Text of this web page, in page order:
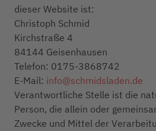
dieser Website ist:
Christoph Schmid
Kirchstraße 4
84144 Geisenhausen
Telefon: 0175-3868742
E-Mail: info@schmidsladen.de
Verantwortliche Stelle ist die
Person, die allein oder
Zwecke und Mittel der